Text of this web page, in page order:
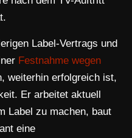
Label-Vertrags und
Festnahme wegen
weiterhin erfolgreich ist,
Er arbeitet aktuell
Label zu machen, baut
eine